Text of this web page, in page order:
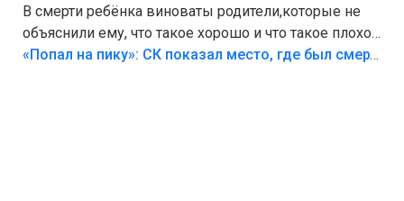
В смерти ребёнка виноваты родители,которые не
объяснили ему, что такое хорошо и что такое плохо!
Лезть через такой забор,верх безумия,есть же
«Попал на пику»: СК показал место, где был смертельно травмирован ребенок в Тольятти